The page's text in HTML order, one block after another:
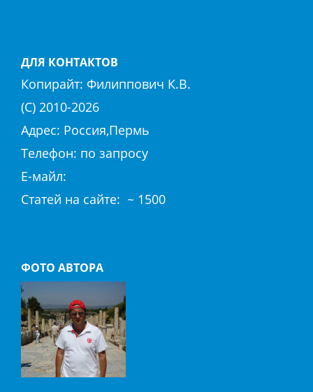
ДЛЯ КОНТАКТОВ
Копирайт: Филиппович К.В.
(С) 2010-2026
Адрес: Россия,Пермь
Телефон: по запросу
E-майл:
Cтaтeй нa caйтe: ~ 1500
ФОТО АВТОРА